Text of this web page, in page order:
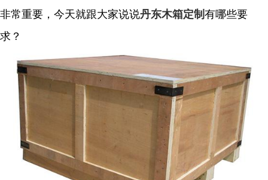
非常重要，今天就跟大家说说丹东木箱定制有哪些要
求？